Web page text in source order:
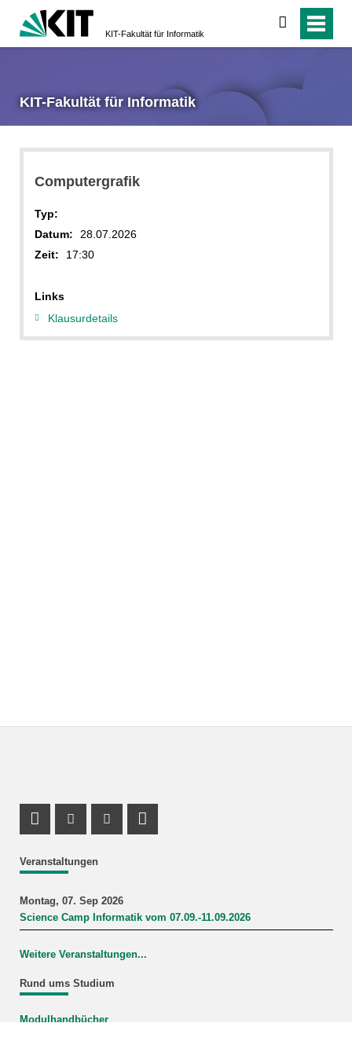
KIT-Fakultät für Informatik
suchen
KIT-Fakultät für Informatik
Computergrafik
Typ:
Datum:
28.07.2026
Zeit:
17:30
Links
Klausurdetails
Veranstaltungen
Montag, 07. Sep 2026
Science Camp Informatik vom 07.09.-11.09.2026
Weitere Veranstaltungen...
Rund ums Studium
Modulhandbücher
Profil Mastodon
Instagram Profil
Youtube Profil
LinkedIn Profil